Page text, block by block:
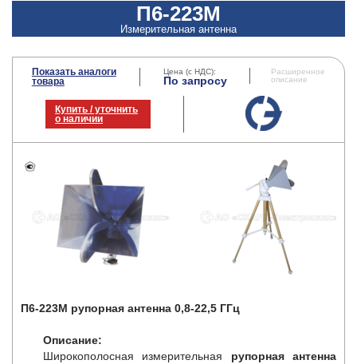
П6-223М
Измерительная антенна
Показать аналоги
товара
Цена (с НДС):
По запросу
Расширенное
описание
Купить / уточнить
о наличии
П6-223М рупорная антенна 0,8-22,5 ГГц
Описание:
Широкополосная измерительная рупорная антенна